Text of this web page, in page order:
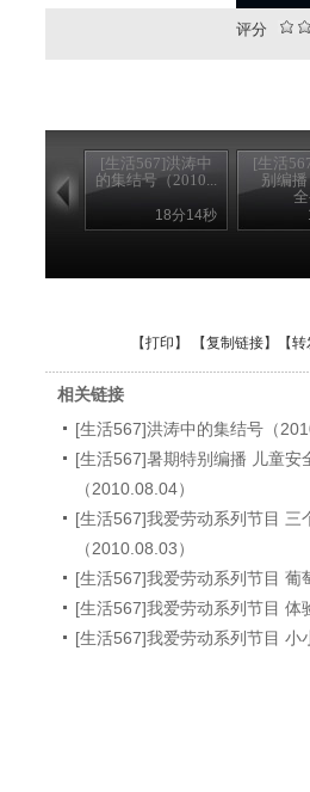
评分
[生活567]洪涛中
的集结号（2010...
18分14秒
[生活
别编
全
【打印 】 【复制链接】【转
相关链接
[生活567]洪涛中的集结号（
[生活567]暑期特别编播 儿童安
（2010.08.04）
[生活567]我爱劳动系列节目 三
（2010.08.03）
[生活567]我爱劳动系列节目 葡
[生活567]我爱劳动系列节目 体
[生活567]我爱劳动系列节目 小